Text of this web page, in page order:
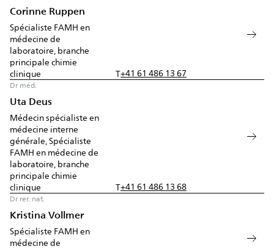
Corinne Ruppen
Spécialiste FAMH en
médecine de
laboratoire, branche
principale chimie
clinique
T+41 61 486 13 67
Dr méd.
Uta Deus
Médecin spécialiste en
médecine interne
générale, Spécialiste
FAMH en médecine de
laboratoire, branche
principale chimie
clinique
T+41 61 486 13 68
Dr rer. nat.
Kristina Vollmer
Spécialiste FAMH en
médecine de